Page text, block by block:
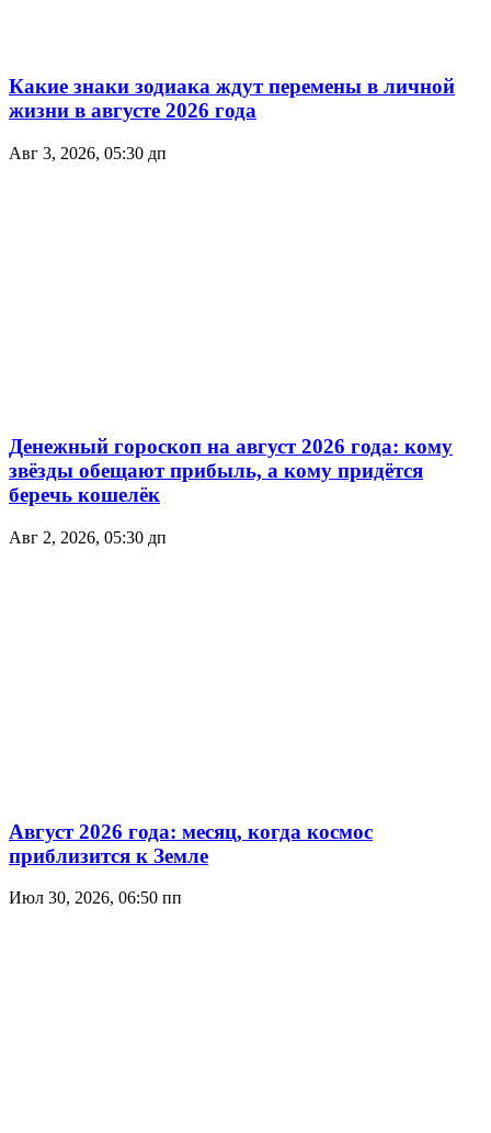
Какие знаки зодиака ждут перемены в личной
жизни в августе 2026 года
Авг 3, 2026, 05:30 дп
Денежный гороскоп на август 2026 года: кому
звёзды обещают прибыль, а кому придётся
беречь кошелёк
Авг 2, 2026, 05:30 дп
Август 2026 года: месяц, когда космос
приблизится к Земле
Июл 30, 2026, 06:50 пп